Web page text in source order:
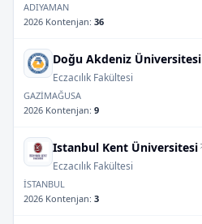
ADIYAMAN
2026 Kontenjan: 36
Doğu Akdeniz Üniversitesi
Eczacılık Fakültesi
GAZİMAĞUSA
2026 Kontenjan: 9
Istanbul Kent Üniversitesi
Eczacılık Fakültesi
İSTANBUL
2026 Kontenjan: 3